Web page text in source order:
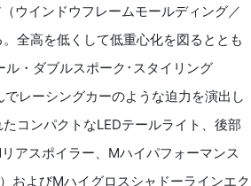
ウインドウフレームモールディング／
全高を低くして低重心化を図るととも
・ダブルスポーク･スタイリング
レーシングカーのような迫力を演出し
コンパクトなLEDテールライト、後部
アスポイラー、Mハイパフォーマンス
およびMハイグロスシャドーラインエク